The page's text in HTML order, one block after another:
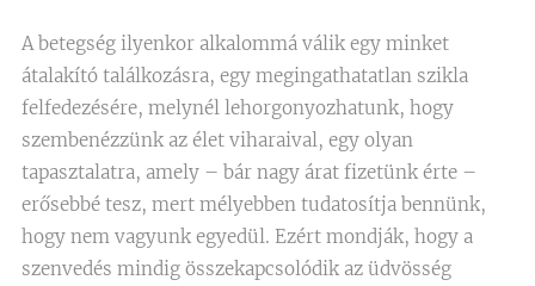
A betegség ilyenkor alkalommá válik egy minket
átalakító találkozásra, egy megingathatatlan szikla
felfedezésére, melynél lehorgonyozhatunk, hogy
szembenézzünk az élet viharaival, egy olyan
tapasztalatra, amely – bár nagy árat fizetünk érte –
erősebbé tesz, mert mélyebben tudatosítja bennünk,
hogy nem vagyunk egyedül. Ezért mondják, hogy a
szenvedés mindig összekapcsolódik az üdvösség